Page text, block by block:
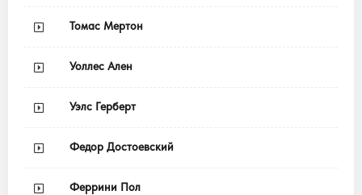
Томас Мертон
Уоллес Ален
Уэлс Герберт
Федор Достоевский
Феррини Пол